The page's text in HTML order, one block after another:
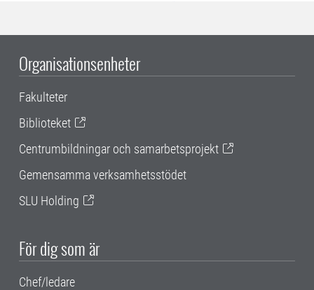
Organisationsenheter
Fakulteter
Biblioteket
Centrumbildningar och samarbetsprojekt
Gemensamma verksamhetsstödet
SLU Holding
För dig som är
Chef/ledare